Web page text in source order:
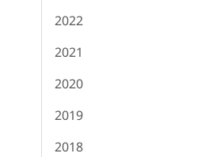
2022
2021
2020
2019
2018